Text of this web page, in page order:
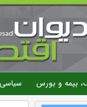
بیمه و بورس سیاسی